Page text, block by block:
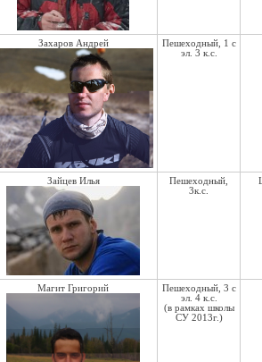
Захаров Андрей
Пешеходный, 1 с
эл. 3 к.с.
Зайцев Илья
Пешеходный,
3к.с.
Магит Григорий
Пешеходный, 3 с
эл. 4 к.с.
(в рамках школы
СУ 2013г.)